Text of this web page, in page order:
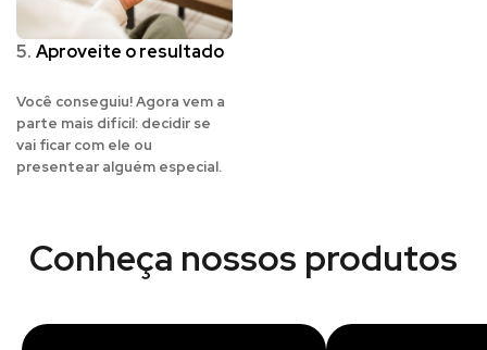
5. Aproveite o resultado
Você conseguiu! Agora vem a
parte mais difícil: decidir se
vai ficar com ele ou
presentear alguém especial.
Conheça nossos produtos